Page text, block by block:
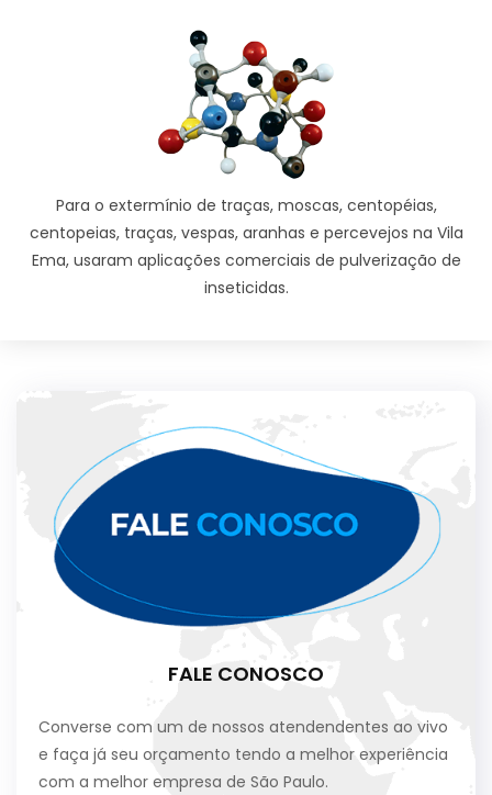
Para o extermínio de traças, moscas, centopéias,
centopeias, traças, vespas, aranhas e percevejos na Vila
Ema, usaram aplicações comerciais de pulverização de
inseticidas.
FALE CONOSCO
Converse com um de nossos atendendentes ao vivo
e faça já seu orçamento tendo a melhor experiência
com a melhor empresa de São Paulo.